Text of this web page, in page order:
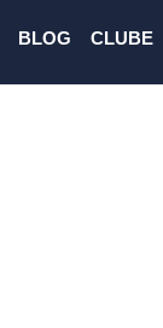
BLOG CLUBE